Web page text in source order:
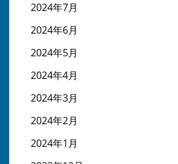
2024年7月
2024年6月
2024年5月
2024年4月
2024年3月
2024年2月
2024年1月